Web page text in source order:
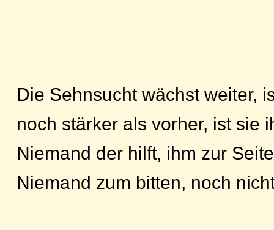
Die Sehnsucht wächst weiter,
noch stärker als vorher, ist sie
Niemand der hilft, ihm zur
Niemand zum bitten, noch